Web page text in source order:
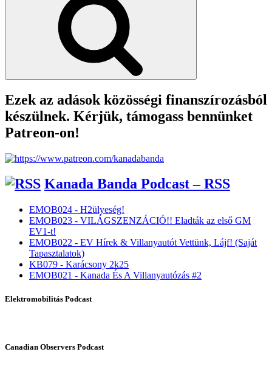
Ezek az adások közösségi finanszírozásból
készülnek. Kérjük, támogass bennünket
Patreon-on!
Kanada Banda Podcast – RSS
EMOB024 - H2ülyeség!
EMOB023 - VILÁGSZENZÁCIÓ!! Eladták az első GM
EV1-t!
EMOB022 - EV Hírek & Villanyautót Vettünk, Lájf! (Saját
Tapasztalatok)
KB079 - Karácsony 2k25
EMOB021 - Kanada És A Villanyautózás #2
Elektromobilitás Podcast
Canadian Observers Podcast